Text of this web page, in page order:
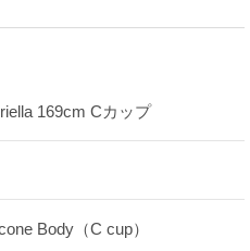
169cm Cカップ
Body（C cup）